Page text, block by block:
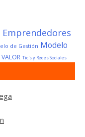
Emprendedores
de Gestión Modelo
Tic's y Redes Sociales